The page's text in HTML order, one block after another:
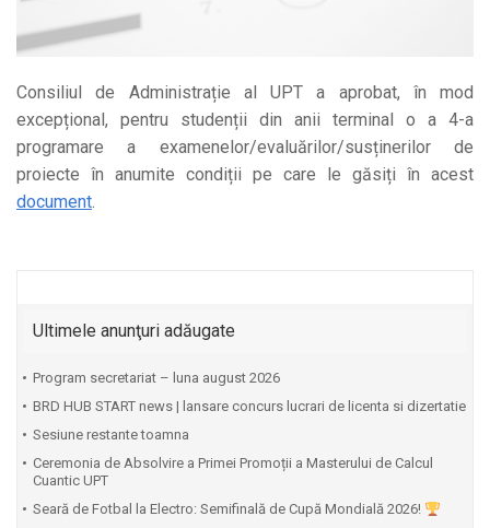
Consiliul de Administrație al UPT a aprobat, în mod
excepțional, pentru studenții din anii terminal o a 4-a
programare a examenelor/evaluărilor/susținerilor de
proiecte în anumite condiții pe care le găsiți în acest
document.
Ultimele anunţuri adăugate
Program secretariat – luna august 2026
BRD HUB START news | lansare concurs lucrari de licenta si dizertatie
Sesiune restante toamna
Ceremonia de Absolvire a Primei Promoții a Masterului de Calcul
Cuantic UPT
⁠Seară de Fotbal la Electro: Semifinală de Cupă Mondială 2026!